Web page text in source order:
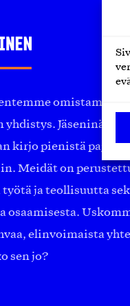
omistama
kirjo pienistä
Meidät on
työtä ja teollisuutta
osaamisesta.
elinvoimaista
sen jo?